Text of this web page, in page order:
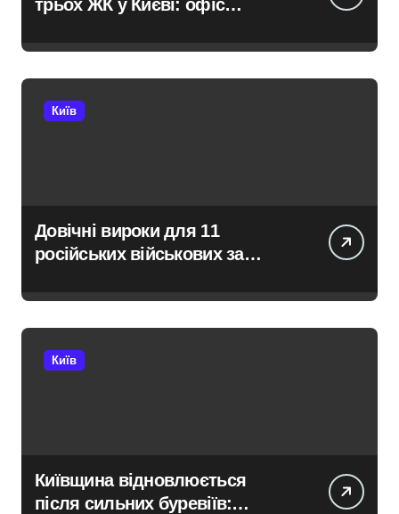
трьох ЖК у Києві: офіс
керівник покинув місто
Київ
Довічні вироки для 11
російських військових за
Київщині
Київ
Київщина відновлюється
після сильних буревіїв: